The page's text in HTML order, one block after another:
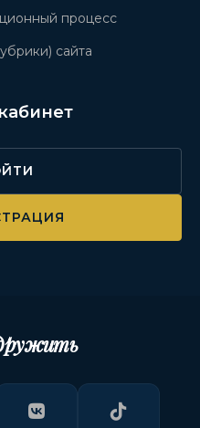
процесс
сайта